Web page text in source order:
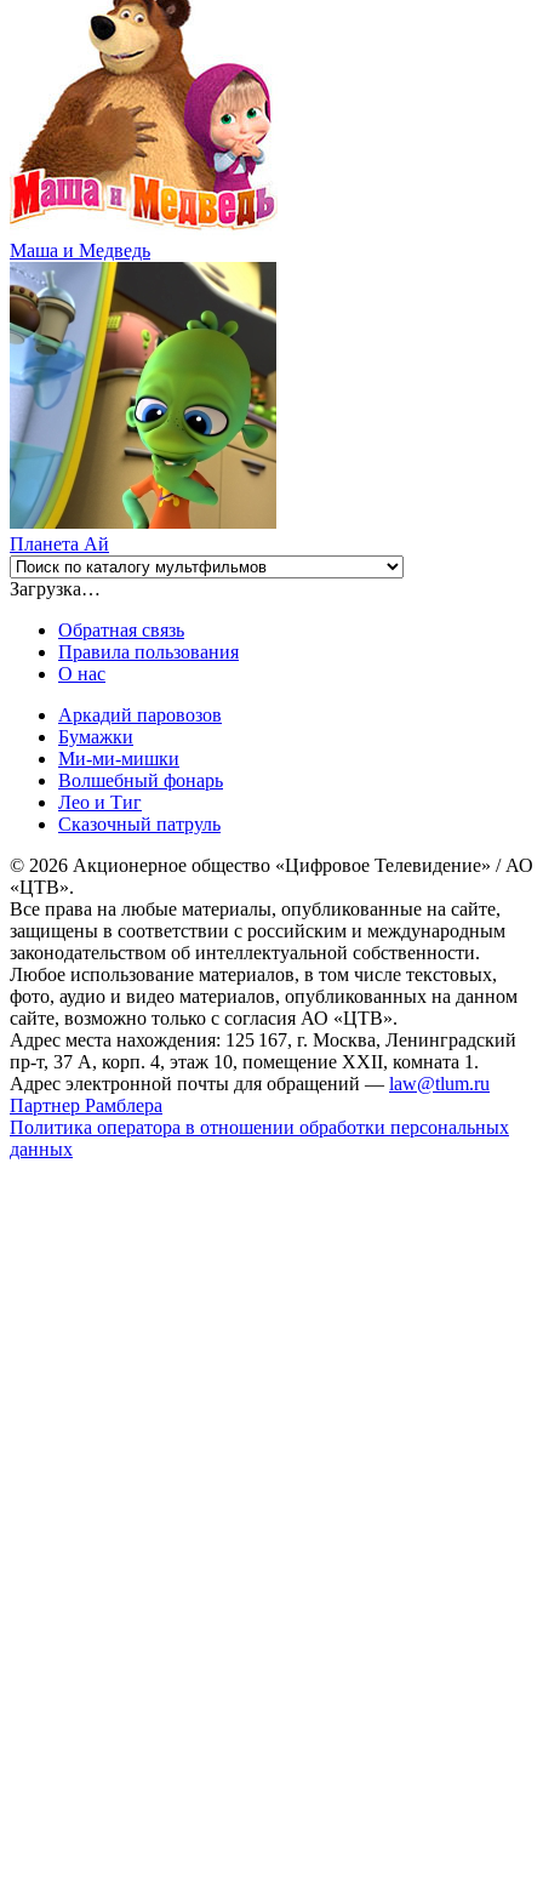
Маша и Медведь
Планета Aй
Загрузка…
Обратная связь
Правила пользования
О нас
Аркадий паровозов
Бумажки
Ми-ми-мишки
Волшебный фонарь
Лео и Тиг
Сказочный патруль
© 2026 Акционерное общество «Цифровое Телевидение» / АО
«ЦТВ».
Все права на любые материалы, опубликованные на сайте,
защищены в соответствии с российским и международным
законодательством об интеллектуальной собственности.
Любое использование материалов, в том числе текстовых,
фото, аудио и видео материалов, опубликованных на данном
сайте, возможно только с согласия АО «ЦТВ».
Адрес места нахождения: 125 167, г. Москва, Ленинградский
пр-т, 37 А, корп. 4, этаж 10, помещение XXII, комната 1.
Адрес электронной почты для обращений — law@tlum.ru
Партнер Рамблера
Политика оператора в отношении обработки персональных
данных